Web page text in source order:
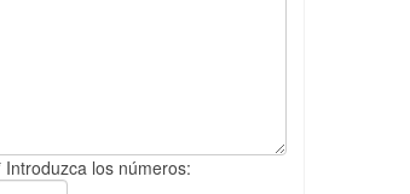
Introduzca los números: